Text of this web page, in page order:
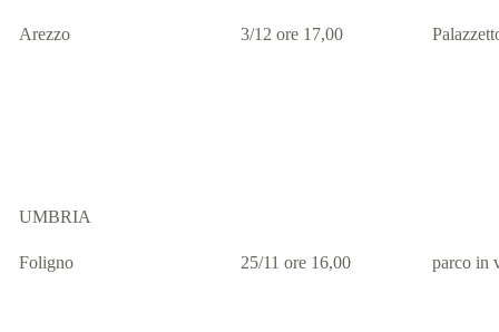
Arezzo 3/12 ore 17,00
UMBRIA
Foligno 25/11 ore 16,00 parco in